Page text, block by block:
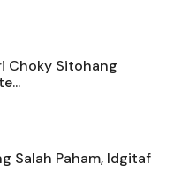
Choky Sitohang
Salah Paham, Idgitaf